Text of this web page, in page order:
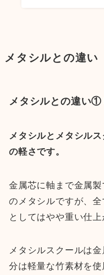
メタシルとの違い
メタシルとの違い①
メタシルとメタシル
の軽さです。
金属芯に軸まで金属
のメタシルですが、
としてはやや重い仕
メタシルスクールは
分は軽量な竹素材を使